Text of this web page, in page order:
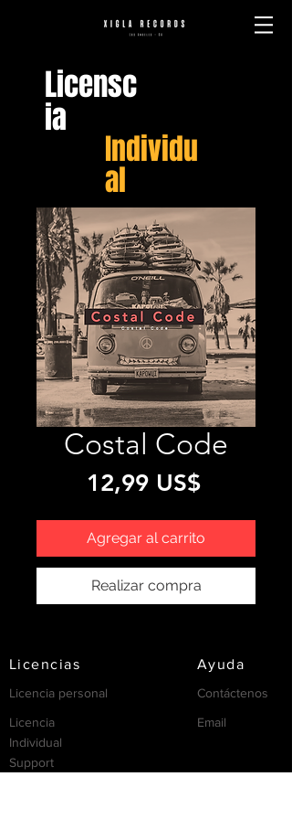
Licensc
ia
Individu
al
Costal Code
12,99 US$Precio
Agregar al carrito
Realizar compra
Licencias Ayuda
Licencia personal
Licencia
Individual
Contáctenos
Email
Support